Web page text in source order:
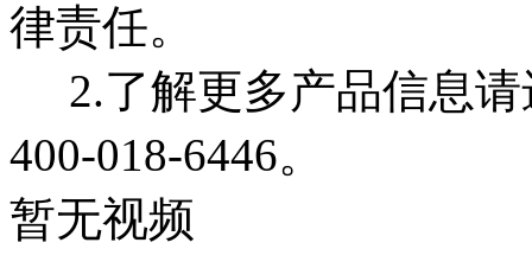
律责任。
2.了解更多产品信息请
400-018-6446。
暂无视频